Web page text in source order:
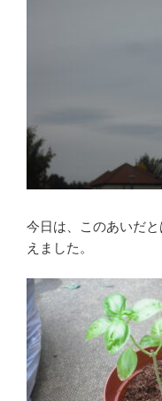
今日は、このあいだ
えました。